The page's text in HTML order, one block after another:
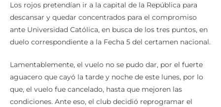
Los rojos pretendían ir a la capital de la República para
descansar y quedar concentrados para el compromiso
ante Universidad Católica, en busca de los tres puntos, en
duelo correspondiente a la Fecha 5 del certamen nacional.
Lamentablemente, el vuelo no se pudo dar, por el fuerte
aguacero que cayó la tarde y noche de este lunes, por lo
que, el vuelo fue cancelado, hasta que mejoren las
condiciones. Ante eso, el club decidió reprogramar el